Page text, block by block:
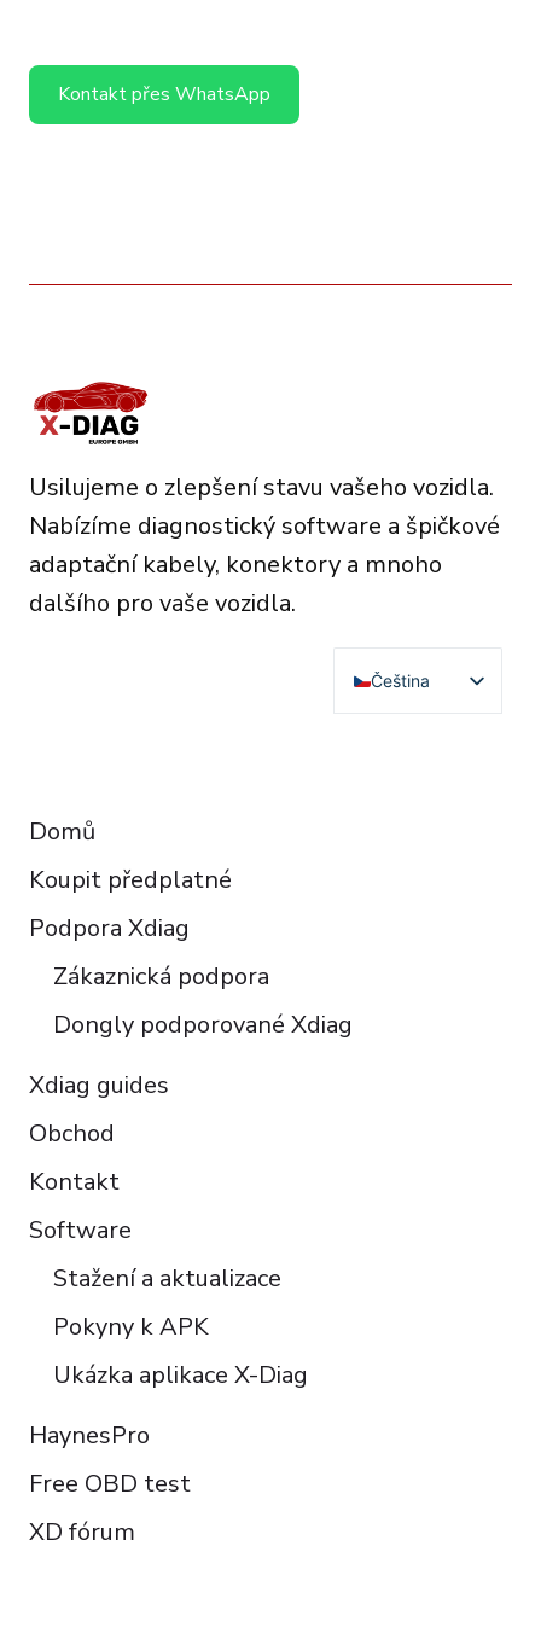
Kontakt přes WhatsApp
Usilujeme o zlepšení stavu vašeho vozidla.
Nabízíme diagnostický software a špičkové
adaptační kabely, konektory a mnoho
dalšího pro vaše vozidla.
Čeština
English
Domů
Koupit předplatné
Podpora Xdiag
Zákaznická podpora
Dongly podporované Xdiag
Xdiag guides
Obchod
Kontakt
Software
Stažení a aktualizace
Pokyny k APK
Ukázka aplikace X-Diag
HaynesPro
Free OBD test
XD fórum